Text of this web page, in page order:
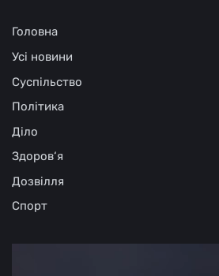
Головна
Усі новини
Суспільство
Політика
Діло
Здоров‘я
Дозвілля
Спорт